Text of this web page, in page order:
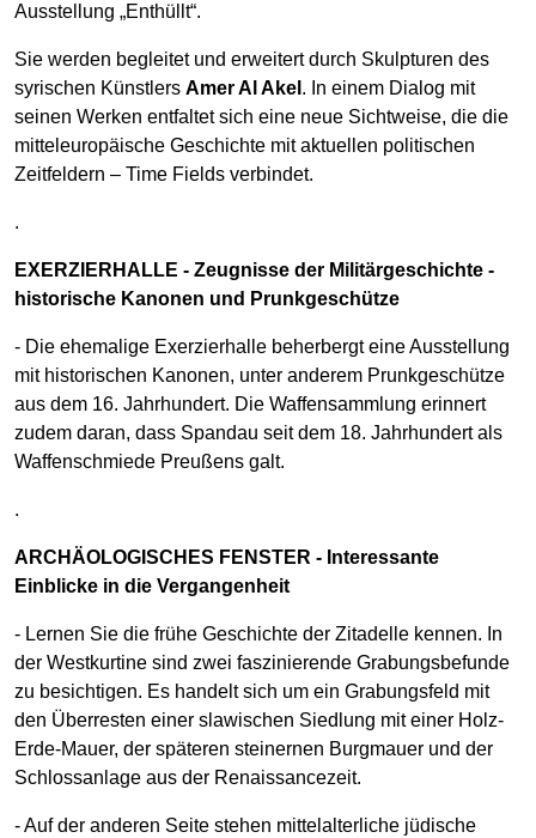
Ausstellung „Enthüllt“.
Sie werden begleitet und erweitert durch Skulpturen des
syrischen Künstlers Amer Al Akel . In einem Dialog mit
seinen Werken entfaltet sich eine neue Sichtweise, die die
mitteleuropäische Geschichte mit aktuellen politischen
Zeitfeldern – Time Fields verbindet.
.
EXERZIERHALLE - Zeugnisse der Militärgeschichte -
historische Kanonen und Prunkgeschütze
- Die ehemalige Exerzierhalle beherbergt eine Ausstellung
mit historischen Kanonen, unter anderem Prunkgeschütze
aus dem 16. Jahrhundert. Die Waffensammlung erinnert
zudem daran, dass Spandau seit dem 18. Jahrhundert als
Waffenschmiede Preußens galt.
.
ARCHÄOLOGISCHES FENSTER - Interessante
Einblicke in die Vergangenheit
- Lernen Sie die frühe Geschichte der Zitadelle kennen. In
der Westkurtine sind zwei faszinierende Grabungsbefunde
zu besichtigen. Es handelt sich um ein Grabungsfeld mit
den Überresten einer slawischen Siedlung mit einer Holz-
Erde-Mauer, der späteren steinernen Burgmauer und der
Schlossanlage aus der Renaissancezeit.
- Auf der anderen Seite stehen mittelalterliche jüdische